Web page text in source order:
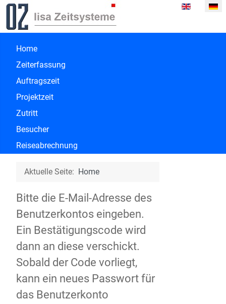
Sprache
Home
Zeiterfassung
Auftragszeit
Projektzeit
Zutritt
Besucher
Reiseabrechnung
Aktuelle Seite: Home
Bitte die E-Mail-Adresse des
Benutzerkontos eingeben.
Ein Bestätigungscode wird
dann an diese verschickt.
Sobald der Code vorliegt,
kann ein neues Passwort für
das Benutzerkonto